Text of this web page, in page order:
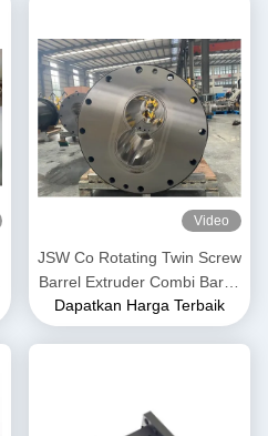
Video
JSW Co Rotating Twin Screw
Barrel Extruder Combi Barrel
Screw Segments Untuk
Produk PPE
Dapatkan Harga Terbaik